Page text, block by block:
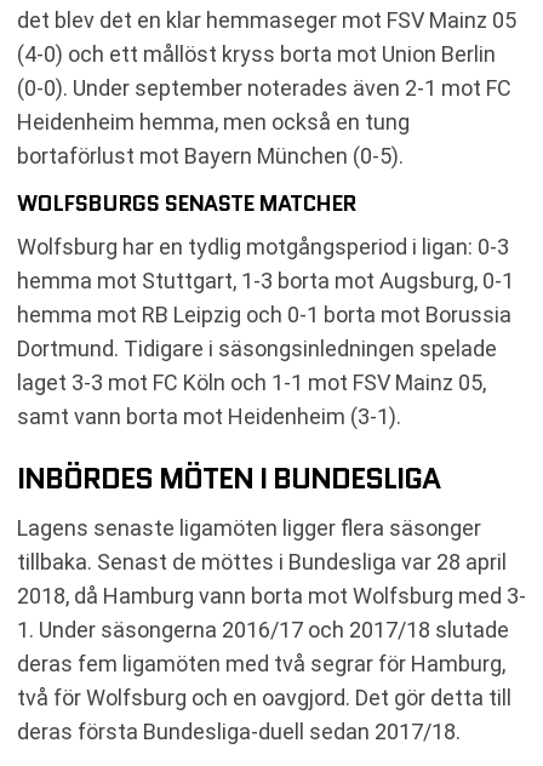
det blev det en klar hemmaseger mot FSV Mainz 05
(4-0) och ett mållöst kryss borta mot Union Berlin
(0-0). Under september noterades även 2-1 mot FC
Heidenheim hemma, men också en tung
bortaförlust mot Bayern München (0-5).
WOLFSBURGS SENASTE MATCHER
Wolfsburg har en tydlig motgångsperiod i ligan: 0-3
hemma mot Stuttgart, 1-3 borta mot Augsburg, 0-1
hemma mot RB Leipzig och 0-1 borta mot Borussia
Dortmund. Tidigare i säsongsinledningen spelade
laget 3-3 mot FC Köln och 1-1 mot FSV Mainz 05,
samt vann borta mot Heidenheim (3-1).
INBÖRDES MÖTEN I BUNDESLIGA
Lagens senaste ligamöten ligger flera säsonger
tillbaka. Senast de möttes i Bundesliga var 28 april
2018, då Hamburg vann borta mot Wolfsburg med 3-
1. Under säsongerna 2016/17 och 2017/18 slutade
deras fem ligamöten med två segrar för Hamburg,
två för Wolfsburg och en oavgjord. Det gör detta till
deras första Bundesliga-duell sedan 2017/18.